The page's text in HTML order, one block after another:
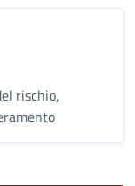
rischio,